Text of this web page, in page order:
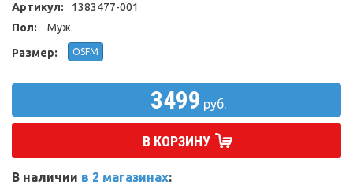
Артикул:
1383477-001
Пол:
Муж.
Размер:
OSFM
3499 руб.
В КОРЗИНУ
В наличии в 2 магазинах: